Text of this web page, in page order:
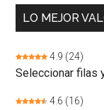
LO MEJOR
4.9 (24)
Seleccionar filas
4.6 (16)